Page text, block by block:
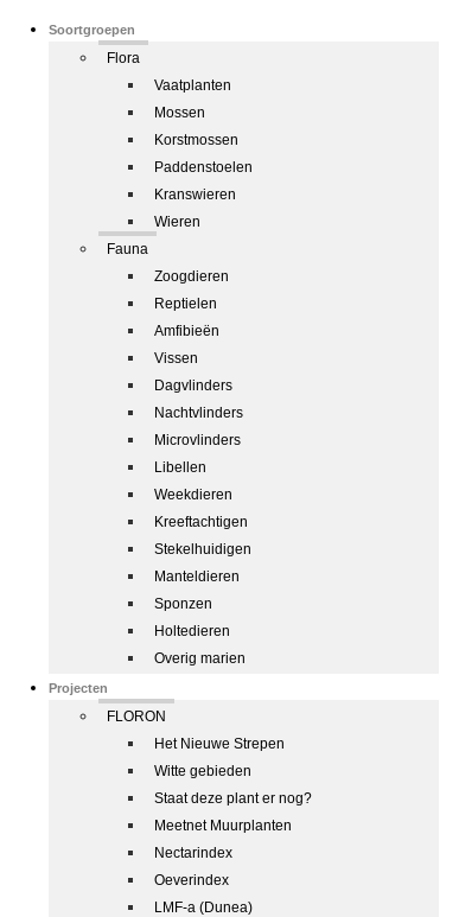
Soortgroepen
Flora
Vaatplanten
Mossen
Korstmossen
Paddenstoelen
Kranswieren
Wieren
Fauna
Zoogdieren
Reptielen
Amfibieën
Vissen
Dagvlinders
Nachtvlinders
Microvlinders
Libellen
Weekdieren
Kreeftachtigen
Stekelhuidigen
Manteldieren
Sponzen
Holtedieren
Overig marien
Projecten
FLORON
Het Nieuwe Strepen
Witte gebieden
Staat deze plant er nog?
Meetnet Muurplanten
Nectarindex
Oeverindex
LMF-a (Dunea)